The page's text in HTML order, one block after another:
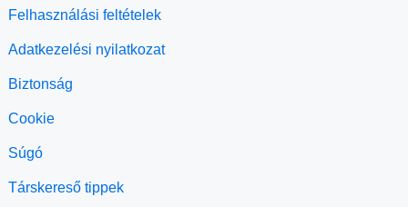
Felhasználási feltételek
Adatkezelési nyilatkozat
Biztonság
Cookie
Súgó
Társkereső tippek